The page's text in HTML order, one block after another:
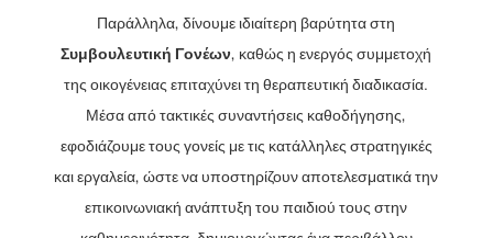
Παράλληλα, δίνουμε ιδιαίτερη βαρύτητα στη
Συμβουλευτική Γονέων, καθώς η ενεργός συμμετοχή
της οικογένειας επιταχύνει τη θεραπευτική διαδικασία.
Μέσα από τακτικές συναντήσεις καθοδήγησης,
εφοδιάζουμε τους γονείς με τις κατάλληλες στρατηγικές
και εργαλεία, ώστε να υποστηρίζουν αποτελεσματικά την
επικοινωνιακή ανάπτυξη του παιδιού τους στην